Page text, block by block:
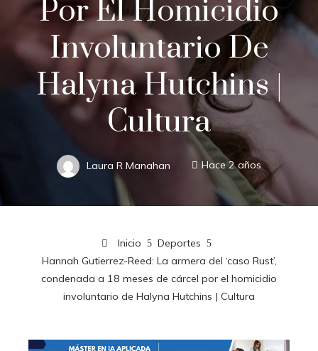
Por El Homicidio
Involuntario De
Halyna Hutchins |
Cultura
Laura R Manahan Hace 2 años
Inicio
Deportes
Hannah Gutierrez-Reed: La armera del ‘caso Rust’,
condenada a 18 meses de cárcel por el homicidio
involuntario de Halyna Hutchins | Cultura